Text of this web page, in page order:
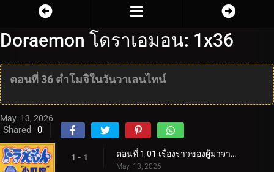
Doraemon โดราเอมอน: 1x36
ตอนที่ 36 ตำโมจิในวันวาเลนไทน์
May. 13, 2026
Shared 0
1 - 1 ตอนที่ 1 01 เรื่องราวของผู้มาจากอนาคต
May. 13, 2026